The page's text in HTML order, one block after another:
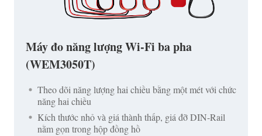
Máy đo năng lượng Wi-Fi ba pha
(WEM3050T)
Theo dõi năng lượng hai chiều bằng một mét với chức
năng hai chiều
Kích thước nhỏ và giá thành thấp, giá đỡ DIN-Rail
nằm gọn trong hộp đồng hồ